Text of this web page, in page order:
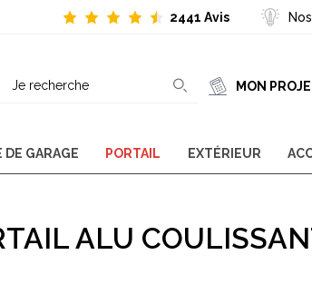
2441 Avis
Fermer la recherche
Rechercher
MON
DE GARAGE PORTAIL EXTÉRIEUR
ALU